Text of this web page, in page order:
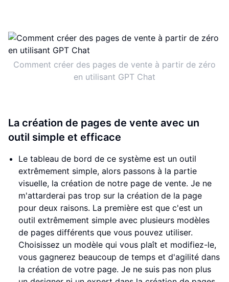
Comment créer des pages de vente à partir de zéro
en utilisant GPT Chat
La création de pages de vente avec un
outil simple et efficace
Le tableau de bord de ce système est un outil
extrêmement simple, alors passons à la partie
visuelle, la création de notre page de vente. Je ne
m'attarderai pas trop sur la création de la page
pour deux raisons. La première est que c'est un
outil extrêmement simple avec plusieurs modèles
de pages différents que vous pouvez utiliser.
Choisissez un modèle qui vous plaît et modifiez-le,
vous gagnerez beaucoup de temps et d'agilité dans
la création de votre page. Je ne suis pas non plus